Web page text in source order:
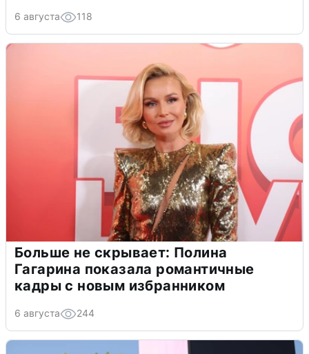
6 августа 118
Больше не скрывает: Полина
Гагарина показала романтичные
кадры с новым избранником
6 августа 244